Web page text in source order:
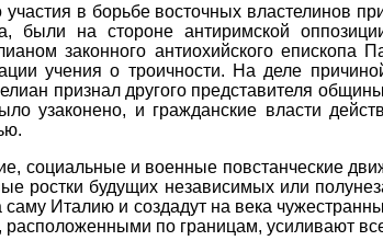
в борьбе восточных властелинов
были на стороне антиримской
законного антиохийского
учения о троичности. На деле
признал другого представителя
узаконено, и гражданские власти
социальные и военные повстанческие
ростки будущих независимых или
саму Италию и создадут на века
расположенными по границам, усиливают